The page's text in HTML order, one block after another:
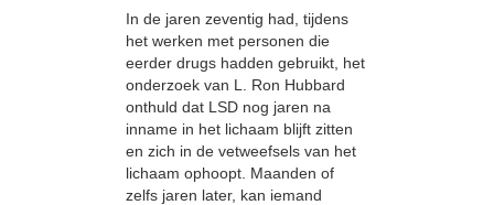
In de jaren zeventig had, tijdens
het werken met personen die
eerder drugs hadden gebruikt, het
onderzoek van L. Ron Hubbard
onthuld dat LSD nog jaren na
inname in het lichaam blijft zitten
en zich in de vetweefsels van het
lichaam ophoopt. Maanden of
zelfs jaren later, kan iemand